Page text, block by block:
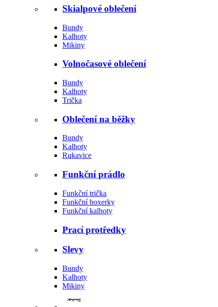
Skialpové oblečení
Bundy
Kalhoty
Mikiny
Volnočasové oblečení
Bundy
Kalhoty
Trička
Oblečení na běžky
Bundy
Kalhoty
Rukavice
Funkční prádlo
Funkční trička
Funkční boxerky
Funkční kalhoty
Prací protředky
Slevy
Bundy
Kalhoty
Mikiny